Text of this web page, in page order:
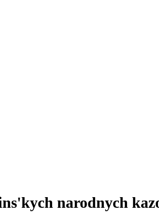
narodnych